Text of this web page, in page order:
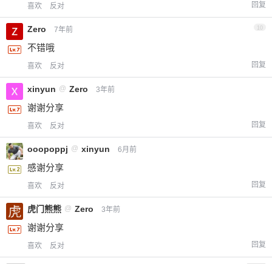
喜欢 反对 回复
Zero 7年前 10
不错哦
喜欢 反对 回复
xinyun @ Zero 3年前
谢谢分享
喜欢 反对 回复
ooopoppj @ xinyun 6月前
感谢分享
喜欢 反对 回复
虎门熊熊 @ Zero 3年前
谢谢分享
喜欢 反对 回复